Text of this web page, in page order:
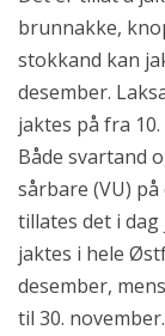
brunnakke,
stokkand kan
desember.
jaktes på fra
Både svartand
sårbare (VU)
tillates det i dag
jaktes i hele
desember,
til 30. november.